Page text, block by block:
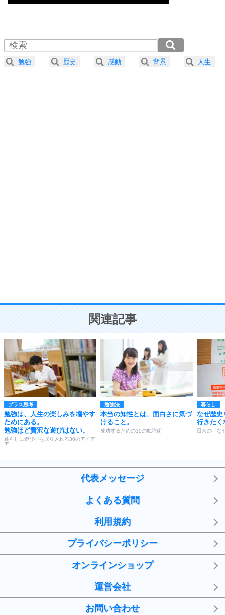
気楽に生きる30の方法
4 器の大きい人は、怒りを優しさで表現する。
プラス思考
ことが大切。
2.0倍速 （424KB 1分48秒）
2.5倍速 （340KB 1分26秒）
3.0倍速 （283KB 1分12秒）
勉強 歴史 感動 背景 人生
関連記事
プラス思考
勉強は、人生の楽しみを増やす
ためにある。
勉強ほど贅沢な遊びはない。
暮らしに遊び心を取り入れる30のアイデ
ア
勉強法
本当の知性とは、面白さに気づ
けること。
成功するための30の勉強術
暮らし
なぜ歴史
行きたく
日常の「な
代表メッセージ
よくある質問
利用規約
プライバシーポリシー
オンラインショップ
運営会社
お問い合わせ